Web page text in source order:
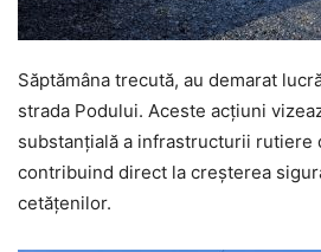
Săptămâna trecută, au demarat
strada Podului. Aceste acțiuni
substanțială a infrastructurii rutiere
contribuind direct la creșterea
cetățenilor.